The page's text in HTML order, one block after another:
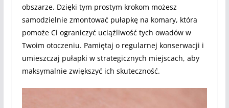
obszarze. Dzięki tym prostym krokom możesz
samodzielnie zmontować pułapkę na komary, która
pomoże Ci ograniczyć uciążliwość tych owadów w
Twoim otoczeniu. Pamiętaj o regularnej konserwacji i
umieszczaj pułapki w strategicznych miejscach, aby
maksymalnie zwiększyć ich skuteczność.